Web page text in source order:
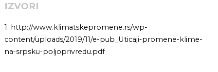
IZVORI
1. http://www.klimatskepromene.rs/wp-
content/uploads/2019/11/e-pub_Uticaji-promene-klime-
na-srpsku-poljoprivredu.pdf